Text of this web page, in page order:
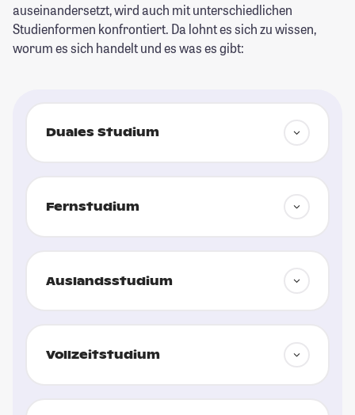
auseinandersetzt, wird auch mit unterschiedlichen
Studienformen konfrontiert. Da lohnt es sich zu wissen,
worum es sich handelt und es was es gibt:
Duales Studium
Fernstudium
Auslandsstudium
Vollzeitstudium